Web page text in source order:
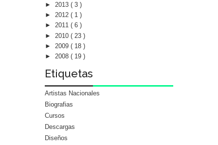
► 2013 ( 3 )
► 2012 ( 1 )
► 2011 ( 6 )
► 2010 ( 23 )
► 2009 ( 18 )
► 2008 ( 19 )
Etiquetas
Artistas Nacionales
Biografias
Cursos
Descargas
Diseños